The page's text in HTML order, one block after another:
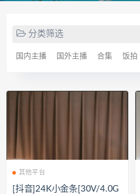
分类筛选
国内主播 国外主播 合集 饭拍
其他平台
[抖音]24K小金条[30V/4.0G